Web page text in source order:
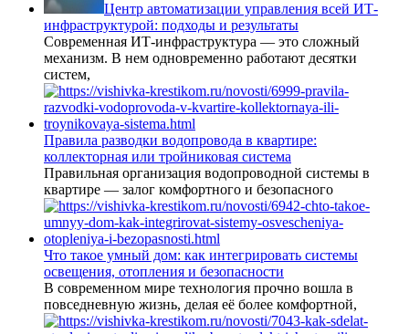
Центр автоматизации управления всей ИТ-
инфраструктурой: подходы и результаты
Современная ИТ-инфраструктура — это сложный
механизм. В нем одновременно работают десятки
систем,
Правила разводки водопровода в квартире:
коллекторная или тройниковая система
Правильная организация водопроводной системы в
квартире — залог комфортного и безопасного
Что такое умный дом: как интегрировать системы
освещения, отопления и безопасности
В современном мире технология прочно вошла в
повседневную жизнь, делая её более комфортной,